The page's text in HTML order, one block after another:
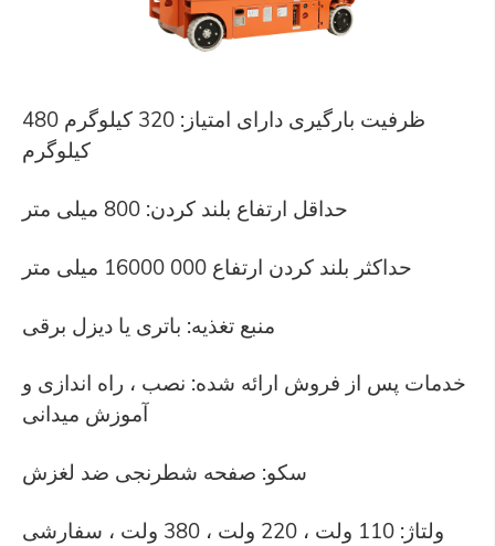
ظرفیت بارگیری دارای امتیاز: 320 کیلوگرم 480
کیلوگرم
حداقل ارتفاع بلند کردن: 800 میلی متر
حداکثر بلند کردن ارتفاع 000 16000 میلی متر
منبع تغذیه: باتری یا دیزل برقی
خدمات پس از فروش ارائه شده: نصب ، راه اندازی و
آموزش میدانی
سکو: صفحه شطرنجی ضد لغزش
ولتاژ: 110 ولت ، 220 ولت ، 380 ولت ، سفارشی